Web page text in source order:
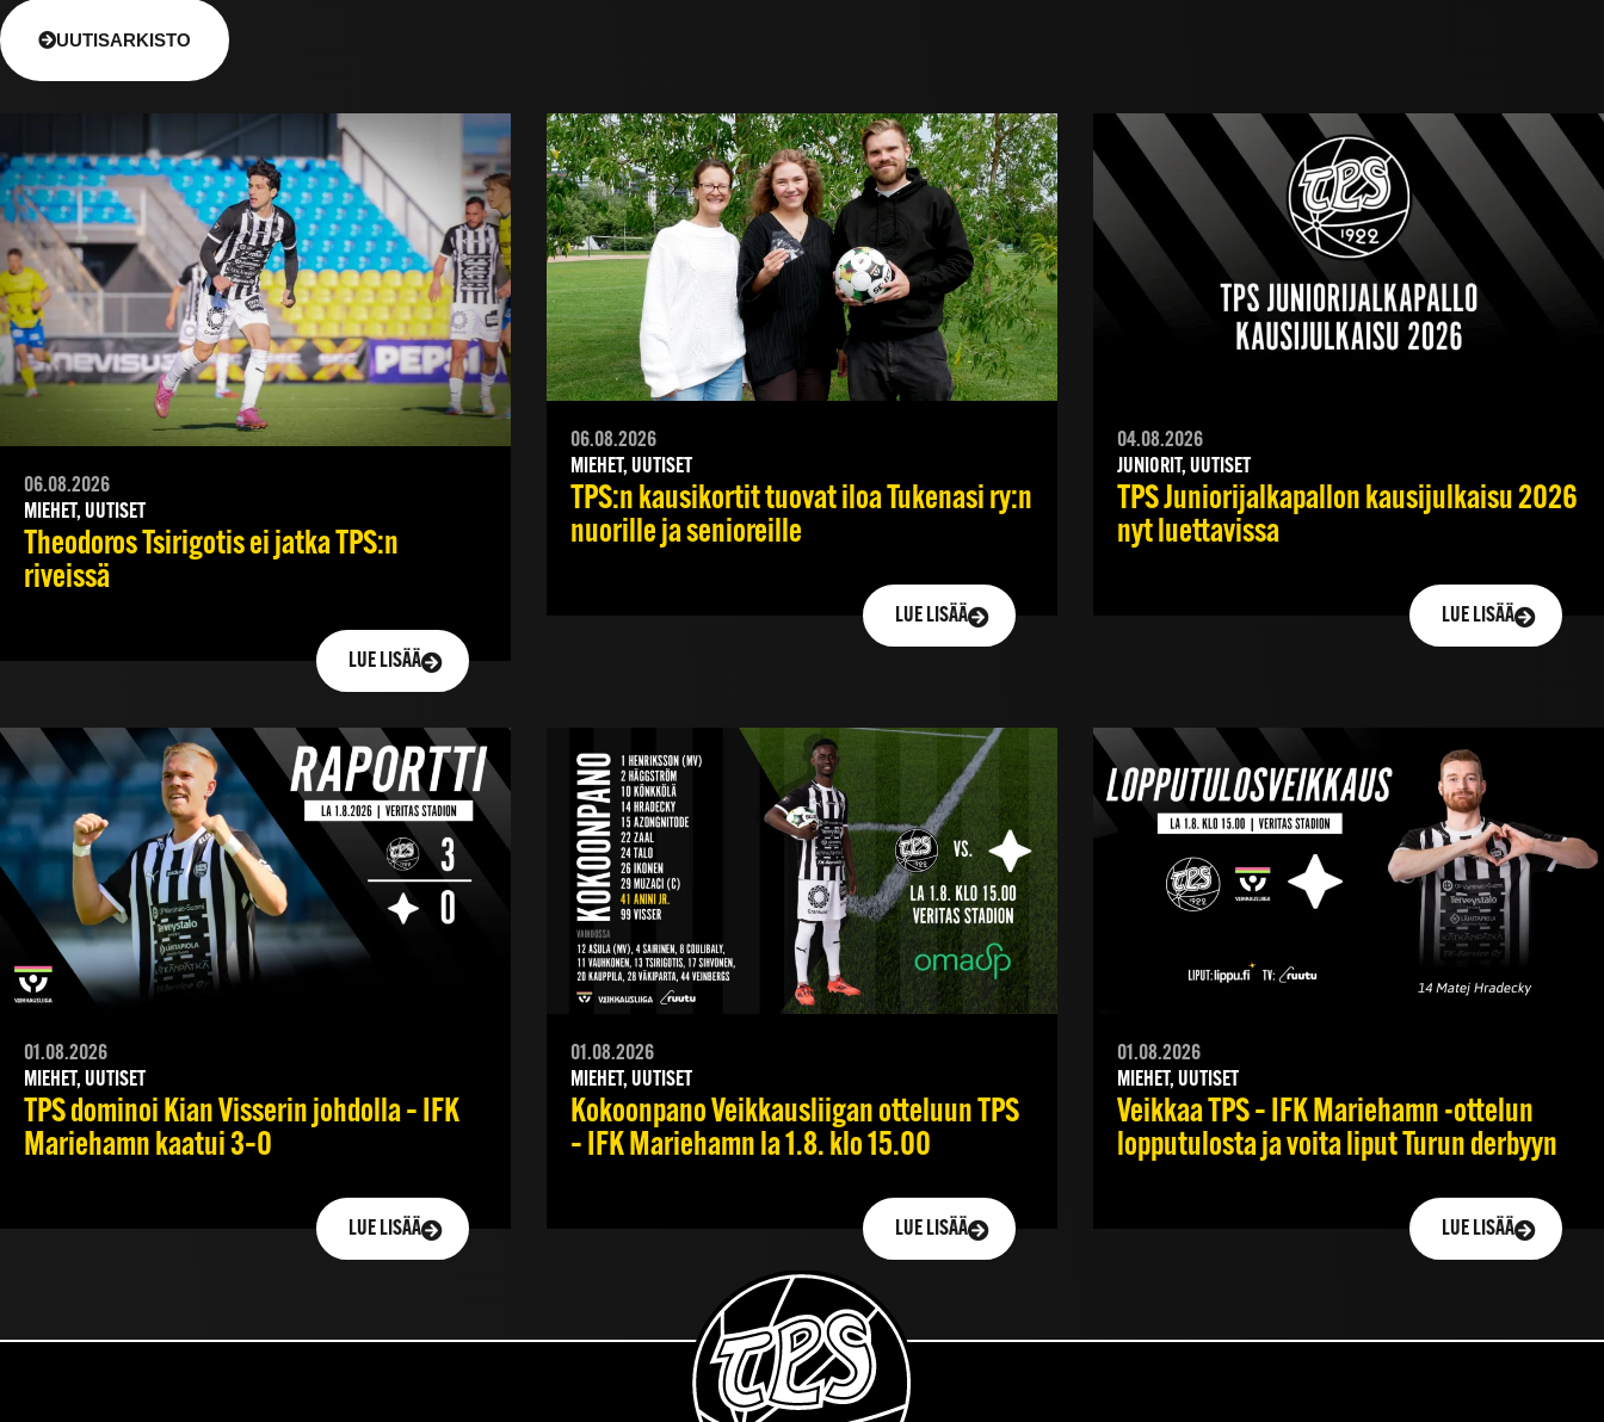
UUTISARKISTO
06.08.2026
MIEHET, UUTISET
Theodoros Tsirigotis ei jatka TPS:n
riveissä
LUE LISÄÄ
06.08.2026
MIEHET, UUTISET
TPS:n kausikortit tuovat iloa Tukenasi ry:n
nuorille ja senioreille
LUE LISÄÄ
04.08.2026
JUNIORIT, UUTISET
TPS Juniorijalkapallon kausijulkaisu 2026
nyt luettavissa
LUE LISÄÄ
01.08.2026
MIEHET, UUTISET
TPS dominoi Kian Visserin johdolla – IFK
Mariehamn kaatui 3–0
LUE LISÄÄ
01.08.2026
MIEHET, UUTISET
Kokoonpano Veikkausliigan otteluun TPS
– IFK Mariehamn la 1.8. klo 15.00
LUE LISÄÄ
01.08.2026
MIEHET, UUTISET
Veikkaa TPS – IFK Mariehamn -ottelun
lopputulosta ja voita liput Turun derbyyn
LUE LISÄÄ